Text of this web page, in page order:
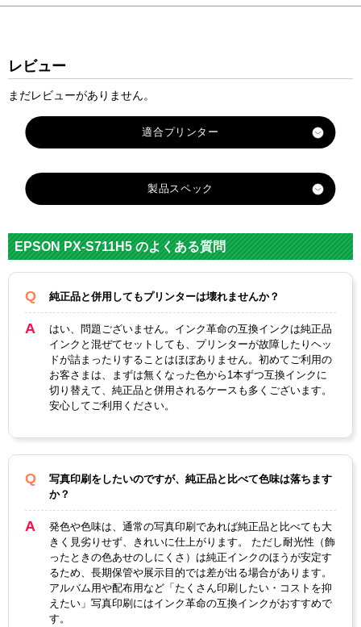
レビュー
まだレビューがありません。
製品スペック
メーカ
ー
エプソン
対応
番
カラー
ブラッ
ク
シアン
マゼン
タ
イエロ
ー
顔料・
あり
製品タ
イプ
EPSON PX-S711H5 のよくある質問
純正品と併用してもプリンターは壊れませんか？
はい、問題ございません。インク革命の互換インクは純正品
インクと混ぜてセットしても、プリンターが故障したりヘッ
ドが詰まったりすることはほぼありません。初めてご利用の
お客さまは、まずは無くなった色から1本ずつ互換インクに
切り替えて、純正品と併用されるケースも多くございます。
安心してご利用ください。
写真印刷をしたいのですが、純正品と比べて色味は落ちます
か？
発色や色味は、通常の写真印刷であれば純正品と比べても大
きく見劣りせず、きれいに仕上がります。 ただし耐光性（飾
ったときの色あせのしにくさ）は純正インクのほうが安定す
るため、長期保管や展示目的では差が出る場合があります。
アルバム用や配布用など「たくさん印刷したい・コストを抑
えたい」写真印刷にはインク革命の互換インクがおすすめで
す。